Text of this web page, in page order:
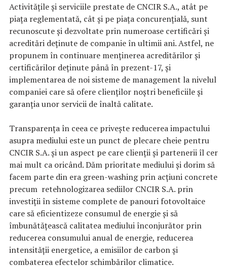
Activitățile și serviciile prestate de CNCIR S.A., atât pe
piața reglementată, cât și pe piața concurențială, sunt
recunoscute și dezvoltate prin numeroase certificări și
acreditări deținute de companie în ultimii ani. Astfel, ne
propunem în continuare menținerea acreditărilor și
certificărilor deținute până în prezent-17, și
implementarea de noi sisteme de management la nivelul
companiei care să ofere clienților noștri beneficiile și
garanția unor servicii de înaltă calitate.
Transparența în ceea ce privește reducerea impactului
asupra mediului este un punct de plecare cheie pentru
CNCIR S.A. și un aspect pe care clienții și partenerii îl cer
mai mult ca oricând. Dăm prioritate mediului și dorim să
facem parte din era green-washing prin acțiuni concrete
precum retehnologizarea sediilor CNCIR S.A. prin
investiții în sisteme complete de panouri fotovoltaice
care să eficientizeze consumul de energie și să
îmbunătățească calitatea mediului înconjurător prin
reducerea consumului anual de energie, reducerea
intensității energetice, a emisiilor de carbon și
combaterea efectelor schimbărilor climatice.